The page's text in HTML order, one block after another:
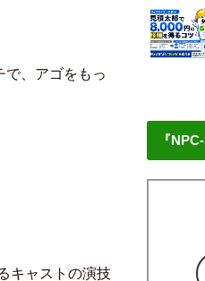
、アゴをもっ
キャストの演技
『